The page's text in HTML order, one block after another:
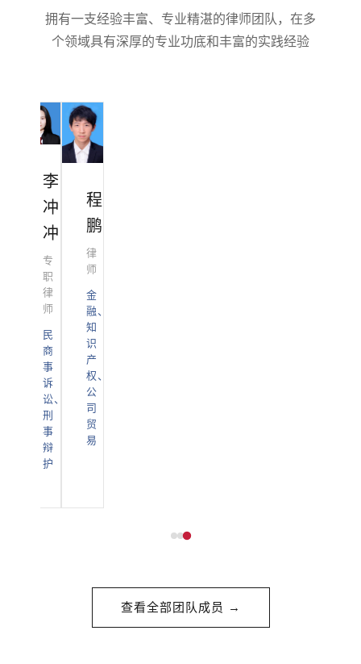
拥有一支经验丰富、专业精湛的律师团队，在多
个领域具有深厚的专业功底和丰富的实践经验
李
冲
冲
专
职
律
师
民
商
事
诉
讼、
刑
事
辩
护
程
鹏
律
师
金
融、
知
识
产
权、
公
司
贸
易
查看全部团队成员 →